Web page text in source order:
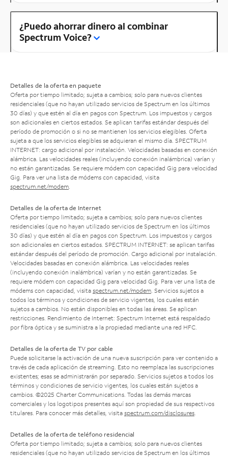
¿Puedo ahorrar dinero al combinar
Spectrum Voice?
Detalles de la oferta en paquete
Oferta por tiempo limitado; sujeta a cambios; solo para nuevos clientes
residenciales (que no hayan utilizado servicios de Spectrum en los últimos
30 días) y que estén al día en pagos con Spectrum. Los impuestos y cargos
son adicionales en ciertos estados. Se aplican tarifas estándar después del
período de promoción o si no se mantienen los servicios elegibles. Oferta
sujeta a que los servicios elegibles se adquieran el mismo día. SPECTRUM
INTERNET: cargo adicional por instalación. Velocidades basadas en conexión
alámbrica. Las velocidades reales (incluyendo conexión inalámbrica) varían y
no están garantizadas. Se requiere módem con capacidad Gig para velocidad
Gig. Para ver una lista de módems con capacidad, visita
spectrum.net/modem
Detalles de la oferta de Internet
Oferta por tiempo limitado; sujeta a cambios; solo para nuevos clientes
residenciales (que no hayan utilizado servicios de Spectrum en los últimos
30 días) y que estén al día en pagos con Spectrum. Los impuestos y cargos
son adicionales en ciertos estados. SPECTRUM INTERNET: se aplican tarifas
estándar después del período de promoción. Cargo adicional por instalación.
Velocidades basadas en conexión alámbrica. Las velocidades reales
(incluyendo conexión inalámbrica) varían y no están garantizadas. Se
requiere módem con capacidad Gig para velocidad Gig. Para ver una lista de
módems con capacidad, visita spectrum.net/modem . Servicios sujetos a
todos los términos y condiciones de servicio vigentes, los cuales están
sujetos a cambios. No están disponibles en todas las áreas. Se aplican
restricciones. Rendimiento de Internet: Spectrum Internet está respaldado
por fibra óptica y se suministra a la propiedad mediante una red HFC.
Detalles de la oferta de TV por cable
Puede solicitarse la activación de una nueva suscripción para ver contenido a
través de cada aplicación de streaming. Esto no reemplaza las suscripciones
existentes; esas se administrarán por separado. Servicios sujetos a todos los
términos y condiciones de servicio vigentes, los cuales están sujetos a
cambios. ©2025 Charter Communications. Todas las demás marcas
comerciales y los logotipos presentes aquí son propiedad de sus respectivos
titulares. Para conocer más detalles, visita spectrum.com/disclosures
Detalles de la oferta de teléfono residencial
Oferta por tiempo limitado; sujeta a cambios; solo para nuevos clientes
residenciales (que no hayan utilizado servicios de Spectrum en los últimos